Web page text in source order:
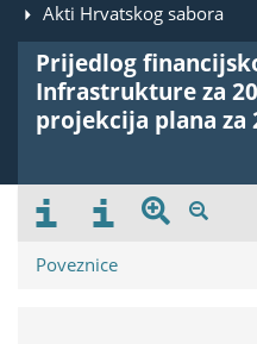
Akti Hrvatskog sabora
Prijedlog
Infrastrukture za
projekcija plana za
Poveznice